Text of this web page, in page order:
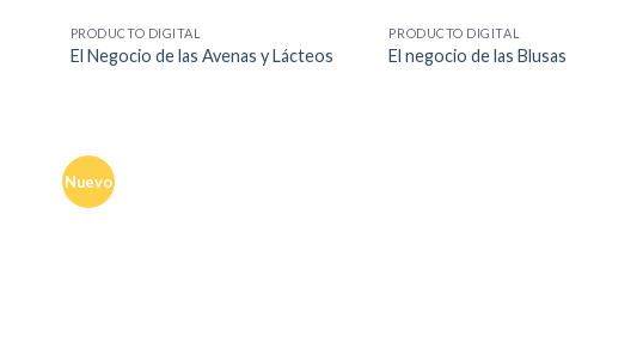
PRODUCTO DIGITAL
El Negocio de las Avenas y Lácteos
PRODUCTO DIGITAL
El negocio de las Blusas
Nuevo